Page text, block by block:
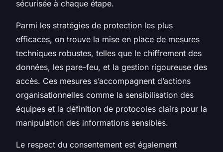
sécurisée à chaque étape.
Parmi les stratégies de protection les plus
efficaces, on trouve la mise en place de mesures
techniques robustes, telles que le chiffrement des
données, les pare-feu, et la gestion rigoureuse des
accès. Ces mesures s’accompagnent d’actions
organisationnelles comme la sensibilisation des
équipes et la définition de protocoles clairs pour la
manipulation des informations sensibles.
Le respect du consentement est également